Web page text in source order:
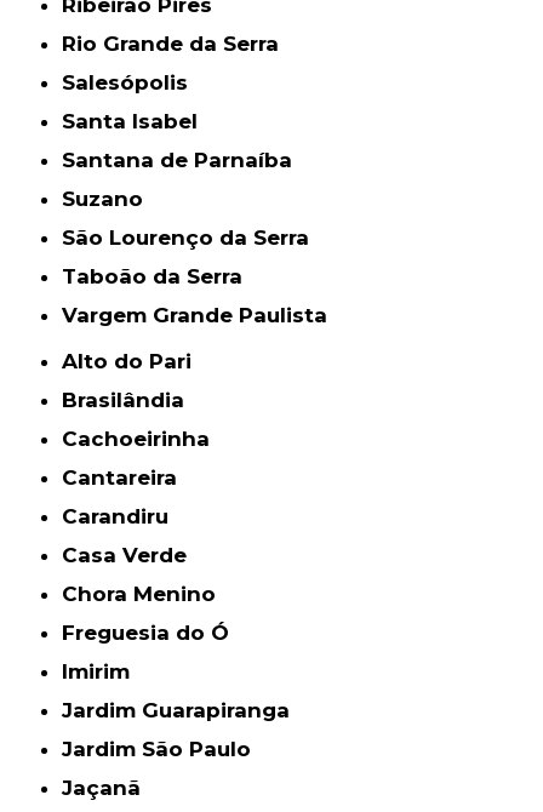
Ribeirão Pires
Rio Grande da Serra
Salesópolis
Santa Isabel
Santana de Parnaíba
Suzano
São Lourenço da Serra
Taboão da Serra
Vargem Grande Paulista
Alto do Pari
Brasilândia
Cachoeirinha
Cantareira
Carandiru
Casa Verde
Chora Menino
Freguesia do Ó
Imirim
Jardim Guarapiranga
Jardim São Paulo
Jaçanã